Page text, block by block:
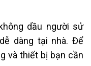
dầu người sử
dàng tại nhà. Để
và thiết bị bạn cần